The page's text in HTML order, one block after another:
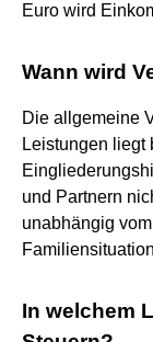
Euro wird
Wann wird
Die allgemeine
Leistungen liegt
und Partnern
unabhängig
In welchem